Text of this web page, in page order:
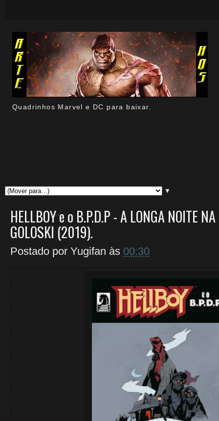
Quadrinhos Marvel e DC para baixar.
▼
HELLBOY e o B.P.D.P - A LONGA NOITE
GOLOSKI (2019).
Postado por Yugifan às 00:30